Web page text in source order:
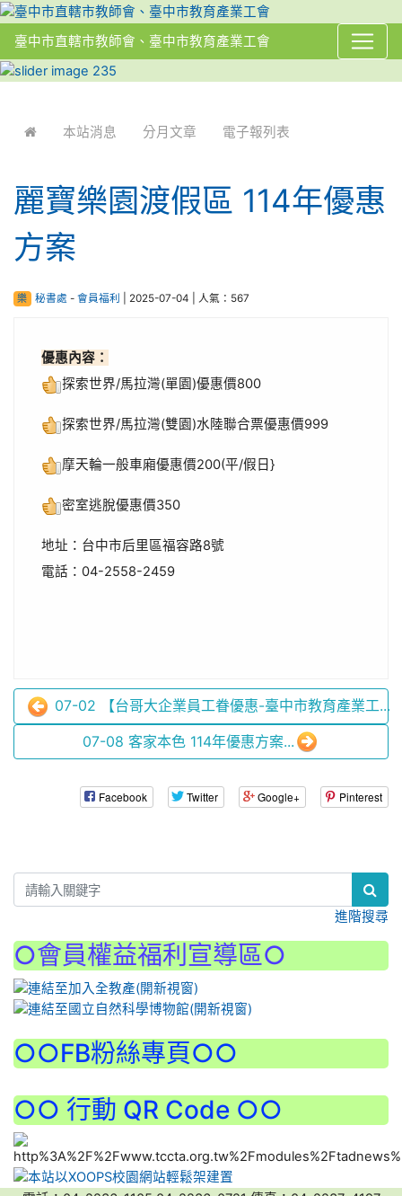
臺中市直轄市教師會、臺中市教育產業工會
本站消息 分月文章 電子報列表
麗寶樂園渡假區 114年優惠
方案
樂 秘書處 - 會員福利 | 2025-07-04 | 人氣：567
優惠內容：
探索世界/馬拉灣(單園)優惠價800
探索世界/馬拉灣(雙園)水陸聯合票優惠價999
摩天輪一般車廂優惠價200(平/假日}
密室逃脫優惠價350
地址：台中市后里區福容路8號
電話：04-2558-2459
07-02 【台哥大企業員工眷優惠-臺中市教育產業工...
07-08 客家本色 114年優惠方案...
Facebook Twitter Google+ Pinterest
進階搜尋
○會員權益福利宣導區○
○○FB粉絲專頁○○
○○ 行動 QR Code ○○